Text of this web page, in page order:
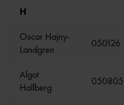
H
Oscar Hajny-
Landgren
050126
Algot
Hallberg
050805